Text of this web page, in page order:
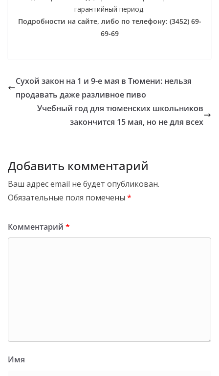
гарантийный период.
Подробности на сайте, либо по телефону: (3452) 69-
69-69
Сухой закон на 1 и 9-е мая в Тюмени: нельзя
продавать даже разливное пиво
Учебный год для тюменских школьников
закончится 15 мая, но не для всех
Добавить комментарий
Ваш адрес email не будет опубликован.
Обязательные поля помечены *
Комментарий *
Имя